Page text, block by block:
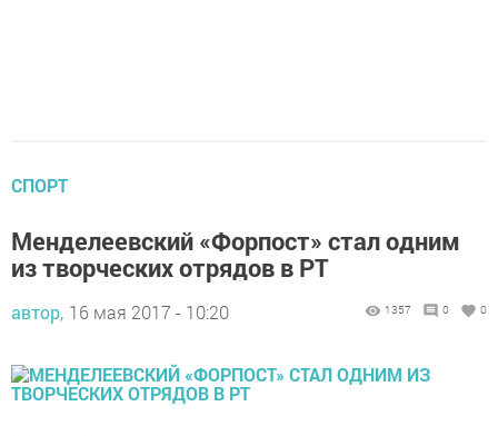
СПОРТ
Менделеевский «Форпост» стал одним
из творческих отрядов в РТ
автор, 16 мая 2017 - 10:20 1357 0 0